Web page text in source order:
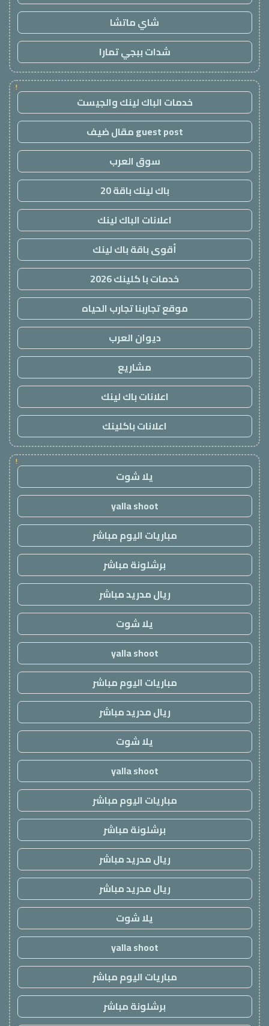
شاي ماتشا
شدات ببجي تمارا
!
خدمات الباك لينك والجيست
guest post مقال ضيف
سوق العرب
باك لينك باقة 20
اعلانات الباك لينك
أقوى باقة باك لينك
خدمات با كلينك 2026
موقع تجاربنا تجارب الحياه
ديوان العرب
مشاريع
اعلانات باك لينك
اعلانات باكلينك
!
يلا شوت
yalla shoot
مباريات اليوم مباشر
برشلونة مباشر
ريال مدريد مباشر
يلا شوت
yalla shoot
مباريات اليوم مباشر
ريال مدريد مباشر
يلا شوت
yalla shoot
مباريات اليوم مباشر
برشلونة مباشر
ريال مدريد مباشر
ريال مدريد مباشر
يلا شوت
yalla shoot
مباريات اليوم مباشر
برشلونة مباشر